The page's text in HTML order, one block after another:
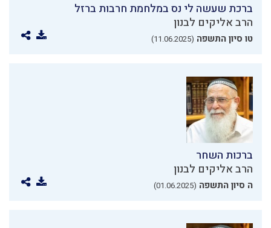
ברכת שעשה לי נס במלחמת חרבות ברזל
הרב אליקים לבנון
טו סיון התשפה (11.06.2025)
ברכות השחר
הרב אליקים לבנון
ה סיון התשפה (01.06.2025)